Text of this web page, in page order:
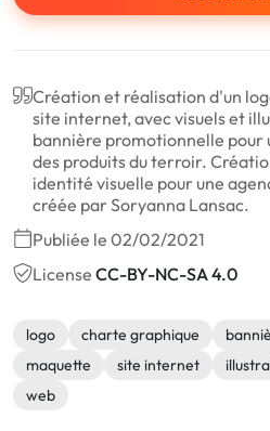
Création et réalisation d'un
site internet, avec visuels et
bannière promotionnelle
des produits du terroir.
identité visuelle pour une
créée par Soryanna Lansac.
Publiée le 02/02/2021
License CC-BY-NC-SA 4.0
logo charte graphique
maquette
site internet
web